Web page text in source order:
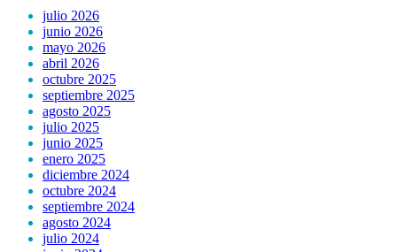
julio 2026
junio 2026
mayo 2026
abril 2026
octubre 2025
septiembre 2025
agosto 2025
julio 2025
junio 2025
enero 2025
diciembre 2024
octubre 2024
septiembre 2024
agosto 2024
julio 2024